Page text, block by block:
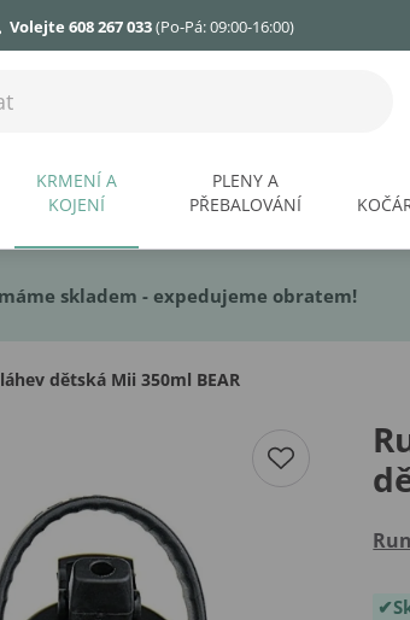
Volejte 608 267 033(Po-Pá: 09:00-16:00)
KRMENÍ A
KOJENÍ
PLENY A
PŘEBALOVÁNÍ
skladem - expedujeme obratem!
dětská Mii 350ml BEAR